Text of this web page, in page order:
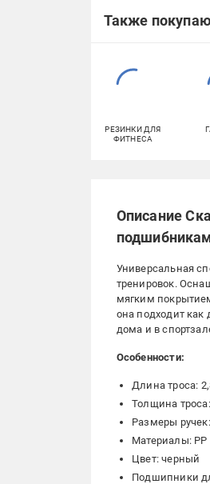
Также
РЕЗИНКИ ДЛЯ
ФИТНЕСА
Описание
Универсальная
тренировок.
мягким
она подходит
дома и в
Особенности:
Длина троса:
Толщина
Размеры
Материалы: PP
Цвет: черный
Подшипники